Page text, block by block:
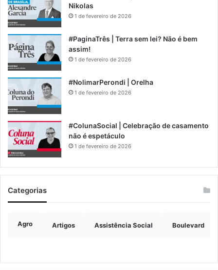
Nikolas
1 de fevereiro de 2026
#PaginaTrês | Terra sem lei? Não é bem
assim!
1 de fevereiro de 2026
#NolimarPerondi | Orelha
1 de fevereiro de 2026
#ColunaSocial | Celebração de casamento
não é espetáculo
1 de fevereiro de 2026
Categorias
Agro Artigos Assistência Social Boulevard